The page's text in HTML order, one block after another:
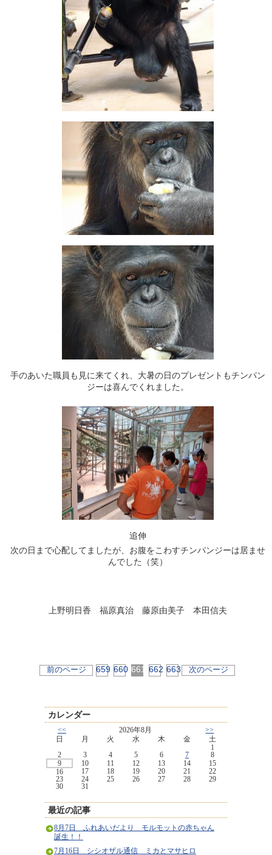
手のあいた職員も見に来てくれ、大暑の日のプレゼントもチンパン
ジーは喜んでくれました。
追伸
次の日まで心配してましたが、お腹をこわすチンパンジーは居ませ
んでした（笑）
上野明日香 福原真治 藤原由美子 本田信夫
前のページ 659 660 661 662 663 次のページ
カレンダー
<< 2026年8月
>>
日
月 火 水 木 金
土
1
2
3 4 5 6 7
8
9
10 11 12 13 14
15
16
17 18 19 20 21
22
23
24 25 26 27 28
29
30
31
最近の記事
8月7日 ふれあいだより モルモットの赤ちゃん
誕生！！
7月16日 シシオザル通信 ミカとマサヒロ